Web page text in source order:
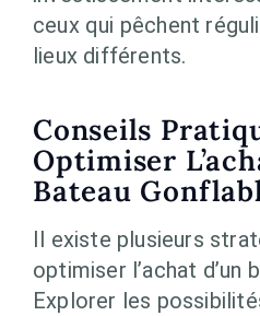
ceux qui pêchent
lieux différents.
Conseils
Optimiser
Bateau
Il existe plusieurs
optimiser l’achat d’un
Explorer les